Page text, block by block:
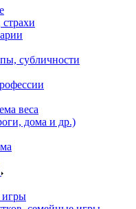
субличности
веса
дома и др.)
игры